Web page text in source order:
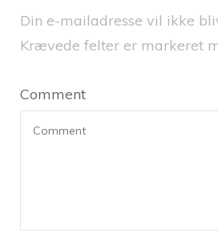
Din e-mailadresse vil ikke
Krævede felter er markeret
Comment